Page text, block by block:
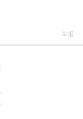
举报